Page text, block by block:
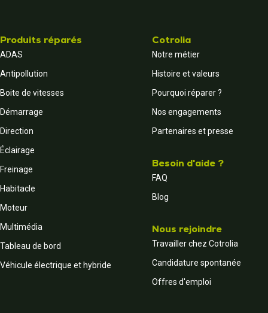
Produits réparés
ADAS
Antipollution
Boite de vitesses
Démarrage
Direction
Éclairage
Freinage
Habitacle
Moteur
Multimédia
Tableau de bord
Véhicule électrique et hybride
Cotrolia
Notre métier
Histoire et valeurs
Pourquoi réparer ?
Nos engagements
Partenaires et presse
Besoin d'aide ?
FAQ
Blog
Nous rejoindre
Travailler chez Cotrolia
Candidature spontanée
Offres d'emploi